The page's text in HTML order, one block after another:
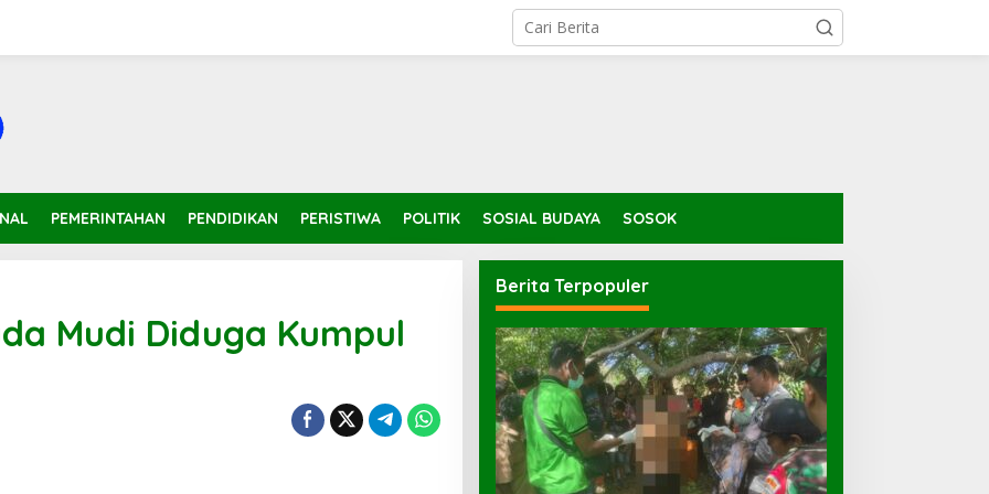
PEMERINTAHAN PENDIDIKAN PERISTIWA POLITIK SOSIAL BUDAYA SOSOK
Mudi Diduga Kumpul
Berita Terpopuler